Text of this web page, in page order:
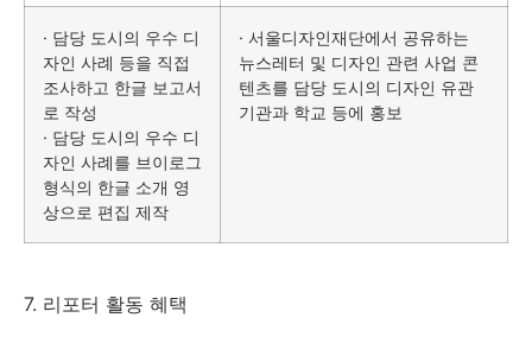
· 담당 도시의 우수 디
자인 사례 등을 직접
조사하고 한글 보고서
로 작성
· 담당 도시의 우수 디
자인 사례를 브이로그
형식의 한글 소개 영
상으로 편집 제작
· 서울디자인재단에서 공유하는
뉴스레터 및 디자인 관련 사업 콘
텐츠를 담당 도시의 디자인 유관
기관과 학교 등에 홍보
7. 리포터 활동 혜택